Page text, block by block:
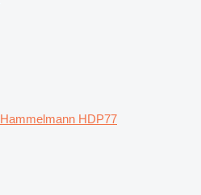
Hammelmann HDP77